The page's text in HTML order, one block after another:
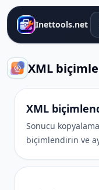
Inettools.net
XML
XML
Sonucu
biçimlendirin ve